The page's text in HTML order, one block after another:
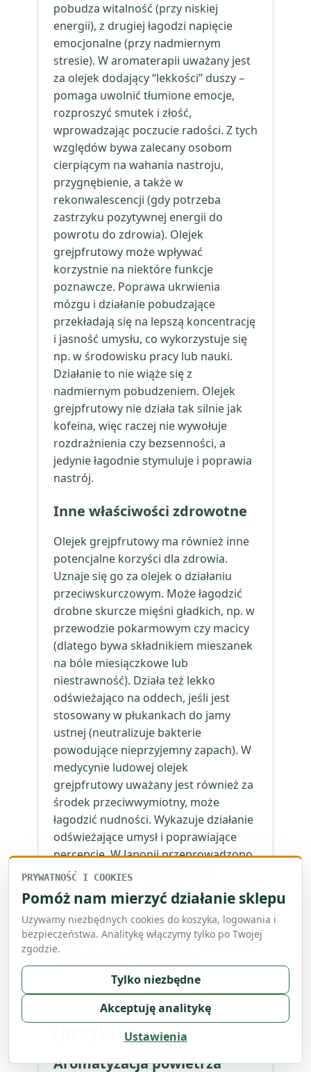
pobudza witalność (przy niskiej
energii), z drugiej łagodzi napięcie
emocjonalne (przy nadmiernym
stresie). W aromaterapii uważany jest
za olejek dodający “lekkości” duszy –
pomaga uwolnić tłumione emocje,
rozproszyć smutek i złość,
wprowadzając poczucie radości. Z tych
względów bywa zalecany osobom
cierpiącym na wahania nastroju,
przygnębienie, a także w
rekonwalescencji (gdy potrzeba
zastrzyku pozytywnej energii do
powrotu do zdrowia). Olejek
grejpfrutowy może wpływać
korzystnie na niektóre funkcje
poznawcze. Poprawa ukrwienia
mózgu i działanie pobudzające
przekładają się na lepszą koncentrację
i jasność umysłu, co wykorzystuje się
np. w środowisku pracy lub nauki.
Działanie to nie wiąże się z
nadmiernym pobudzeniem. Olejek
grejpfrutowy nie działa tak silnie jak
kofeina, więc raczej nie wywołuje
rozdrażnienia czy bezsenności, a
jedynie łagodnie stymuluje i poprawia
nastrój.
Inne właściwości zdrowotne
Olejek grejpfrutowy ma również inne
potencjalne korzyści dla zdrowia.
Uznaje się go za olejek o działaniu
przeciwskurczowym. Może łagodzić
drobne skurcze mięśni gładkich, np. w
przewodzie pokarmowym czy macicy
(dlatego bywa składnikiem mieszanek
na bóle miesiączkowe lub
niestrawność). Działa też lekko
odświeżająco na oddech, jeśli jest
stosowany w płukankach do jamy
ustnej (neutralizuje bakterie
powodujące nieprzyjemny zapach). W
medycynie ludowej olejek
grejpfrutowy uważany jest również za
środek przeciwwymiotny, może
łagodzić nudności. Wykazuje działanie
odświeżające umysł i poprawiające
percepcję. W Japonii przeprowadzono
badania sugerujące, że zapach
cytrusów (m.in. grejpfruta) w miejscu
pracy podnosi wydajność
pracowników i zmniejsza liczbę
popełnianych błędów, co przypisuje się
cytrusowym.
Zastosowanie
(przykłady)
Aromatyzacja powietrza
PRYWATNOŚĆ I COOKIES
Pomóż nam mierzyć działanie sklepu
Używamy niezbędnych cookies do koszyka, logowania i
bezpieczeństwa. Analitykę włączymy tylko po Twojej
zgodzie.
Tylko niezbędne
Akceptuję analitykę
Ustawienia